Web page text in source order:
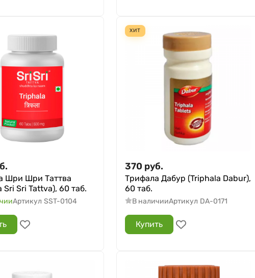
Шри Шри Таттва
Sri Sri Tattva), 60 таб.
Артикул SST-0104
ХИТ
370 руб.
Трифала Дабур (Triphala Dabur),
60 таб.
В наличииАртикул DA-0171
Купить